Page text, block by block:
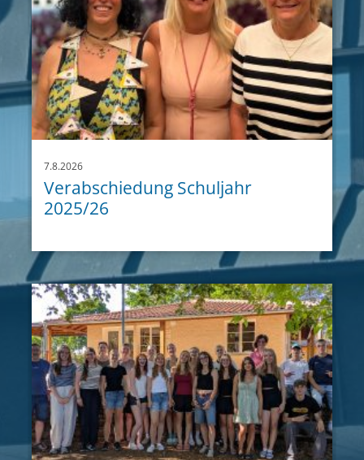
7.8.2026
Verabschiedung Schuljahr
2025/26